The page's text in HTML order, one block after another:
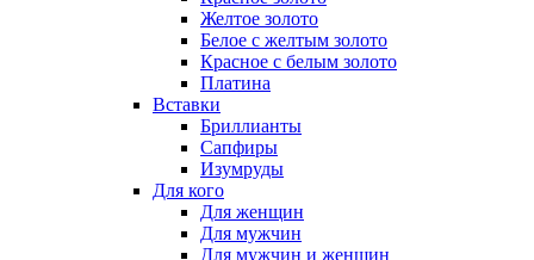
Желтое золото
Белое с желтым золото
Красное с белым золото
Платина
Вставки
Бриллианты
Сапфиры
Изумруды
Для кого
Для женщин
Для мужчин
Для мужчин и женщин